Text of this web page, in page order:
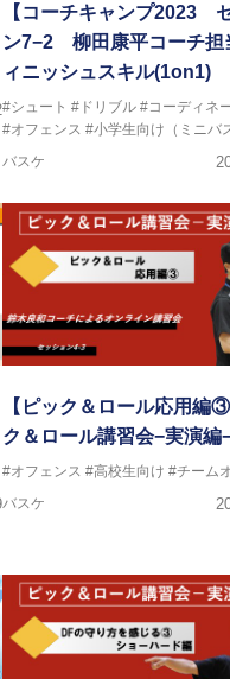
【コーチキャンプ2023
ン7−2 柳田康平コーチ担
ィニッシュスキル(1on1)
#シュート #ドリブル #コーディネ
#オフェンス #小学生向け（ミニバ
バスケ
【ピック＆ロール応用編
ク＆ロール講習会−実演編
#オフェンス #高校生向け #チーム
バスケ